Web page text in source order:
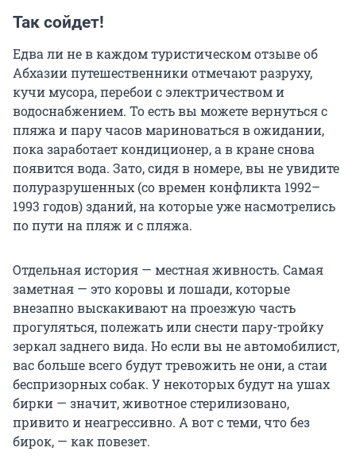
Так сойдет!
Едва ли не в каждом туристическом отзыве об
Абхазии путешественники отмечают разруху,
кучи мусора, перебои с электричеством и
водоснабжением. То есть вы можете вернуться с
пляжа и пару часов мариноваться в ожидании,
пока заработает кондиционер, а в кране снова
появится вода. Зато, сидя в номере, вы не увидите
полуразрушенных (со времен конфликта 1992–
1993 годов) зданий, на которые уже насмотрелись
по пути на пляж и с пляжа.
Отдельная история — местная живность. Самая
заметная — это коровы и лошади, которые
внезапно выскакивают на проезжую часть
прогуляться, полежать или снести пару-тройку
зеркал заднего вида. Но если вы не автомобилист,
вас больше всего будут тревожить не они, а стаи
беспризорных собак. У некоторых будут на ушах
бирки — значит, животное стерилизовано,
привито и неагрессивно. А вот с теми, что без
бирок, — как повезет.